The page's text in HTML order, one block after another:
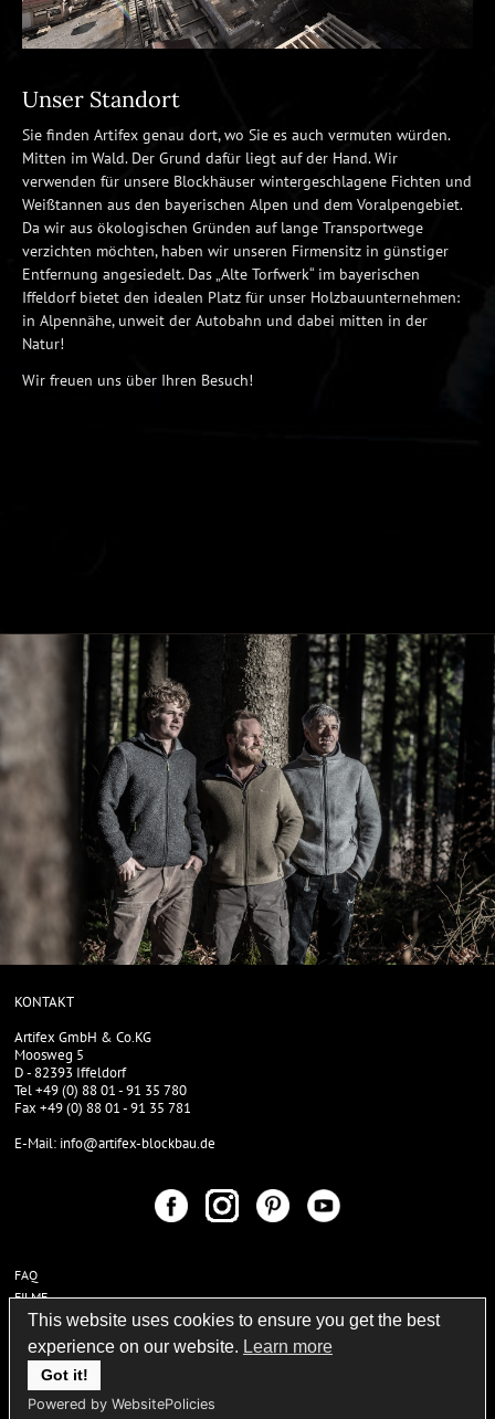
This website uses cookies to ensure you get the best
experience on our website. Learn more
Got it!
Powered by WebsitePolicies
Unser Standort
Sie finden Artifex genau dort, wo Sie es auch vermuten würden.
Mitten im Wald. Der Grund dafür liegt auf der Hand. Wir
verwenden für unsere Blockhäuser wintergeschlagene Fichten und
Weißtannen aus den bayerischen Alpen und dem Voralpengebiet.
Da wir aus ökologischen Gründen auf lange Transportwege
verzichten möchten, haben wir unseren Firmensitz in günstiger
Entfernung angesiedelt. Das „Alte Torfwerk“ im bayerischen
Iffeldorf bietet den idealen Platz für unser Holzbauunternehmen:
in Alpennähe, unweit der Autobahn und dabei mitten in der
Natur!
Wir freuen uns über Ihren Besuch!
KONTAKT
Artifex GmbH & Co.KG
Moosweg 5
D - 82393 Iffeldorf
Tel +49 (0) 88 01 - 91 35 780
Fax +49 (0) 88 01 - 91 35 781
E-Mail: info@artifex-blockbau.de
Navigation
überspringen
FAQ
FILME
PRESSE
LINKS
IMPRESSUM
DATENSCHUTZ